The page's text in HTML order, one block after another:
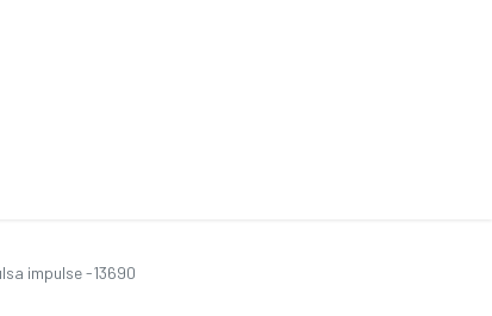
impulse -13690